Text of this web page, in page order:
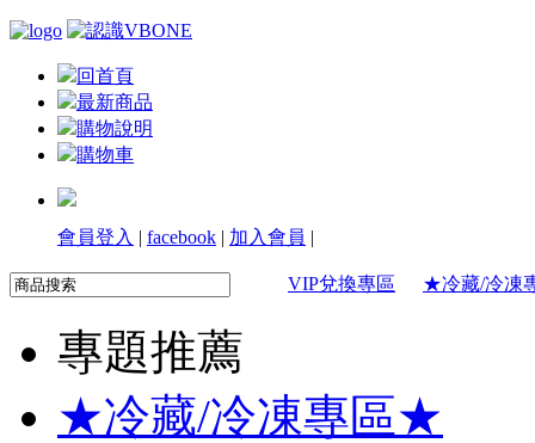
回首頁
最新商品
購物說明
購物車
會員登入 | facebook | 加入會員 |
VIP兌換專區 ★冷藏/冷凍
專題推薦
★冷藏/冷凍專區★